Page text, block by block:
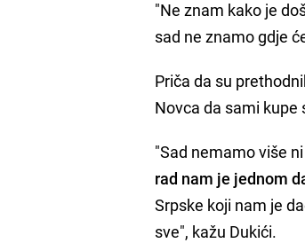
"Ne znam kako je
sad ne znamo gdje
Priča da su
Novca da sami
"Sad nemamo više
rad nam je jednom
Srpske koji nam je
sve", kažu Dukići.